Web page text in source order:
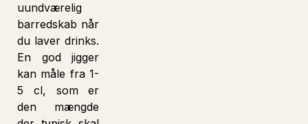
uundværelig
barredskab når
du laver drinks.
En god jigger
kan måle fra 1-
5 cl, som er
den mængde